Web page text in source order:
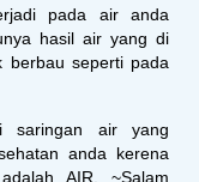
pada air anda
hasil air yang di
berbau seperti pada
saringan air yang
anda kerena
AIR. ~Salam